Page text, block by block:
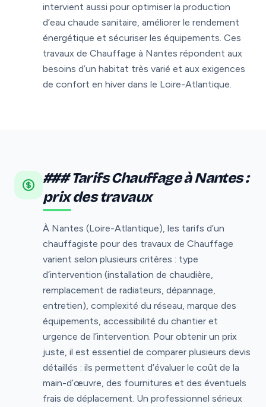
intervient aussi pour optimiser la production
d’eau chaude sanitaire, améliorer le rendement
énergétique et sécuriser les équipements. Ces
travaux de Chauffage à Nantes répondent aux
besoins d’un habitat très varié et aux exigences
de confort en hiver dans le Loire-Atlantique.
### Tarifs Chauffage à Nantes :
prix des travaux
À Nantes (Loire-Atlantique), les tarifs d’un
chauffagiste pour des travaux de Chauffage
varient selon plusieurs critères : type
d’intervention (installation de chaudière,
remplacement de radiateurs, dépannage,
entretien), complexité du réseau, marque des
équipements, accessibilité du chantier et
urgence de l’intervention. Pour obtenir un prix
juste, il est essentiel de comparer plusieurs devis
détaillés : ils permettent d’évaluer le coût de la
main-d’œuvre, des fournitures et des éventuels
frais de déplacement. Un professionnel sérieux